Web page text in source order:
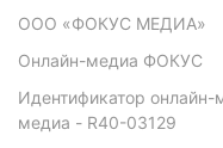
ООО «ФОКУС МЕДИА»
Онлайн-медиа ФОКУС
Идентификатор
медиа - R40-03129